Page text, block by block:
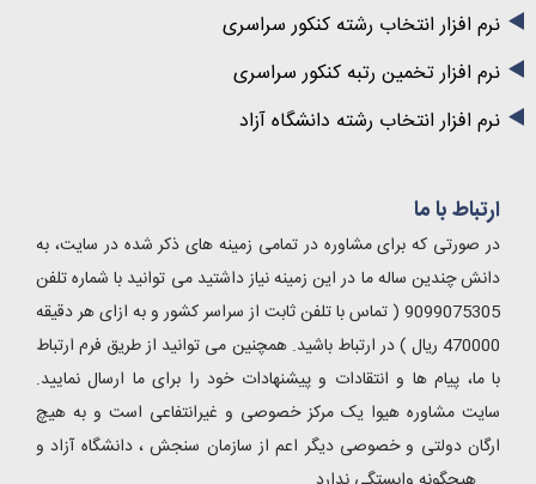
نرم افزار انتخاب رشته کنکور سراسری
نرم افزار تخمین رتبه کنکور سراسری
نرم افزار انتخاب رشته دانشگاه آزاد
ارتباط با ما
در صورتی که برای مشاوره در تمامی زمینه های ذکر شده در سایت، به
دانش چندین ساله ما در این زمینه نیاز داشتید می توانید با شماره تلفن
9099075305 ( تماس با تلفن ثابت از سراسر کشور و به ازای هر دقیقه
470000 ریال ) در ارتباط باشید. همچنین می توانید از طریق فرم ارتباط
با ما، پیام ها و انتقادات و پیشنهادات خود را برای ما ارسال نمایید.
سایت مشاوره هیوا یک مرکز خصوصی و غیرانتفاعی است و به هیچ
ارگان دولتی و خصوصی دیگر اعم از سازمان سنجش ، دانشگاه آزاد و